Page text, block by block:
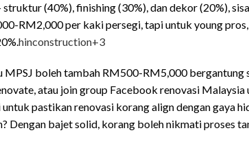
(40%), finishing (30%), dan dekor (20%),
RM2,000 per kaki persegi, tapi untuk young
hinconstruction+3
MPSJ boleh tambah RM500-RM5,000 bergantung
atau join group Facebook renovasi
pastikan renovasi korang align dengan gaya
Dengan bajet solid, korang boleh nikmati proses